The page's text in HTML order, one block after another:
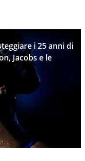
i 25 anni di
Jacobs e le